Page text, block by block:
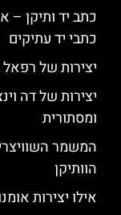
כתבי יד עתיקים
יצירות של רפאל
יצירות של דה
ומסתורית
המשמר
הוותיקן
אילו יצירות